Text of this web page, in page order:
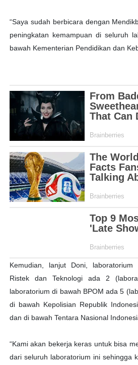
“Saya sudah berbicara dengan
peningkatan kemampuan di seluruh
bawah Kementerian Pendidikan dan
Kemudian, lanjut Doni,
Ristek dan Teknologi ada 2
laboratorium di bawah BPOM ada 5
di bawah Kepolisian Republik
dan di bawah Tentara Nasional
“Kami akan bekerja keras untuk bisa
dari seluruh laboratorium ini sehingga